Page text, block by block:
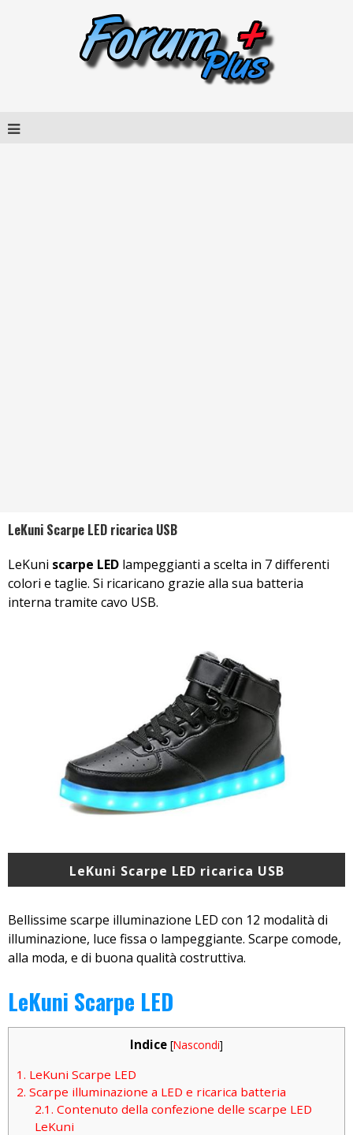
LeKuni Scarpe LED ricarica USB
LeKuni scarpe LED lampeggianti a scelta in 7 differenti
colori e taglie. Si ricaricano grazie alla sua batteria
interna tramite cavo USB.
LeKuni Scarpe LED ricarica USB
Bellissime scarpe illuminazione LED con 12 modalità di
illuminazione, luce fissa o lampeggiante. Scarpe comode,
alla moda, e di buona qualità costruttiva.
LeKuni Scarpe LED
Indice [Nascondi]
1. LeKuni Scarpe LED
2. Scarpe illuminazione a LED e ricarica batteria
2.1. Contenuto della confezione delle scarpe LED
LeKuni